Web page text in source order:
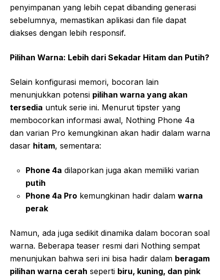
penyimpanan yang lebih cepat dibanding generasi
sebelumnya, memastikan aplikasi dan file dapat
diakses dengan lebih responsif.
Pilihan Warna: Lebih dari Sekadar Hitam dan Putih?
Selain konfigurasi memori, bocoran lain
menunjukkan potensi pilihan warna yang akan
tersedia untuk serie ini. Menurut tipster yang
membocorkan informasi awal, Nothing Phone 4a
dan varian Pro kemungkinan akan hadir dalam warna
dasar hitam, sementara:
Phone 4a dilaporkan juga akan memiliki varian
putih
Phone 4a Pro kemungkinan hadir dalam warna
perak
Namun, ada juga sedikit dinamika dalam bocoran soal
warna. Beberapa teaser resmi dari Nothing sempat
menunjukan bahwa seri ini bisa hadir dalam beragam
pilihan warna cerah seperti biru, kuning, dan pink